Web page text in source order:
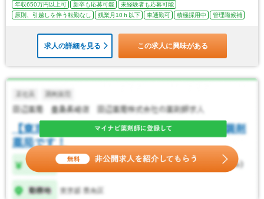
年収650万円以上可 新卒も応募可能
未経験者も応募可能
原則、引越しを伴う転勤なし
残業月10ｈ以下 車通勤可 積極採用中 管理職候補
求人の詳細を見る この求人に興味がある